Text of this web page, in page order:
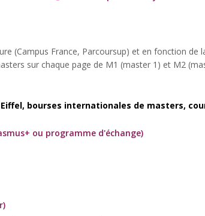
(Campus France, Parcoursup) et en fonction de
sur chaque page de M1 (master 1) et M2
bourses internationales de masters,
ou programme d'échange)